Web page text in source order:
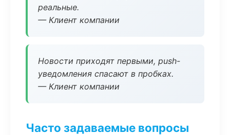
реальные.
— Клиент компании
Новости приходят первыми, push-
уведомления спасают в пробках.
— Клиент компании
Часто задаваемые вопросы